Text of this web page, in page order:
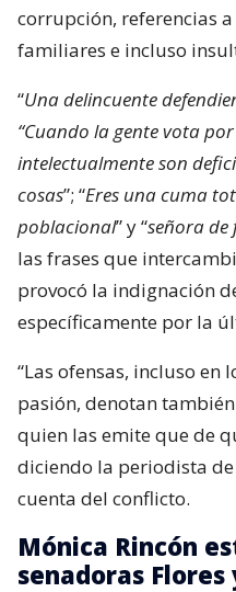
corrupción, referencias
familiares e incluso
“Una delincuente
“Cuando la gente vota
intelectualmente son
cosas”; “Eres una cuma
poblacional” y “señora de
las frases que
provocó la indignación
específicamente por la
“Las ofensas, incluso en
pasión, denotan
quien las emite que de
diciendo la periodista
cuenta del conflicto.
Mónica Rincón
senadoras